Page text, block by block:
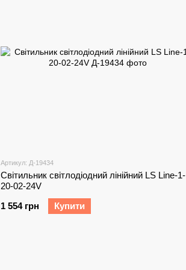
Артикул: Д-19434
Світильник світлодіодний лінійний LS Line-1-
20-02-24V
1 554 грн
Купити